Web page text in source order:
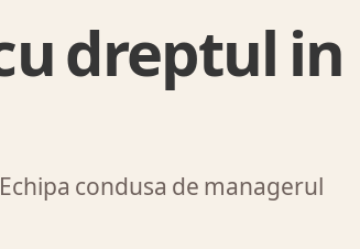
dreptul in
condusa de managerul